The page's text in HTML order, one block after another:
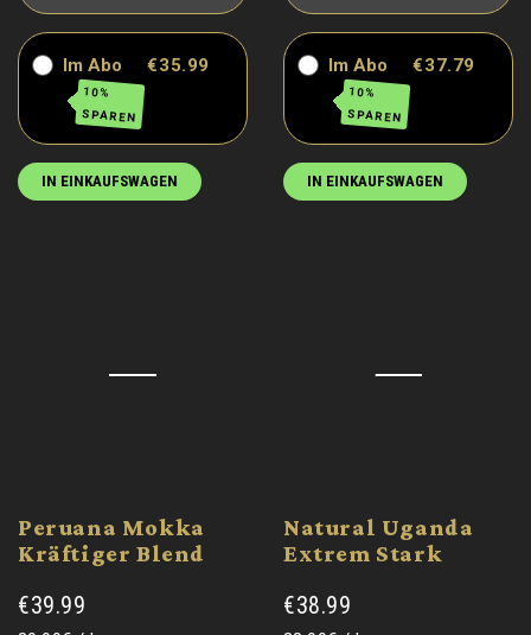
Im Abo
10%
SPAREN
€35.99
IN EINKAUFSWAGEN
Im Abo
10%
SPAREN
€37.79
IN EINKAUFSWAGEN
Peruana Mokka
Kräftiger Blend
€39.99
Natural Uganda
Extrem Stark
€38.99